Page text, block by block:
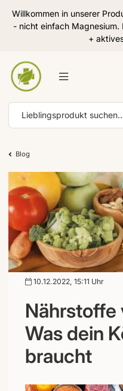
Willkommen in unserer
- nicht einfach Magnesium.
+
Blog
Nährstoffe
Was dein
braucht
10.12.2022, 15:11 Uhr